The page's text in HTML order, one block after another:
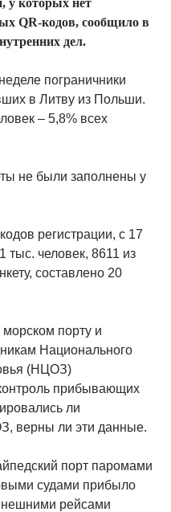
QR-кодов, сообщило в
дел.
пограничники
в Литву из Польши.
– 5,8% всех
не были заполнены у
регистрации, с 17
человек, 8611 из
составлено 20
порту и
Национального
(НЦОЗ)
прибывающих
ли
верны ли эти данные.
порт паромами
судами прибыло
рейсами